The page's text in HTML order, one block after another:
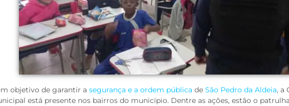
objetivo de garantir a segurança e a ordem pública deSão Pedro da Aldeia, a
está presente nos bairros do município. Dentre as ações, estão o